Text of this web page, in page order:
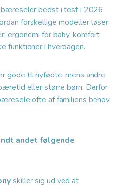
bæreseler bedst i test i 2026
forskellige modeller løser
ergonomi for baby, komfort
funktioner i hverdagen.
gode til nyfødte, mens andre
eller større børn. Derfor
ofte af familiens behov
andet følgende
skiller sig ud ved at